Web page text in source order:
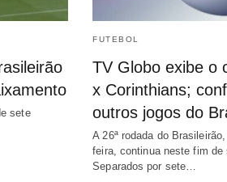
sete
FUTEBOL
TV Globo exibe o
x Corinthians;
outros jogos do
A 26ª rodada do
feira, continua neste fim
Separados por sete…